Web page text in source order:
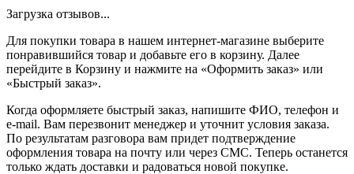
Загрузка отзывов...
Для покупки товара в нашем интернет-магазине выберите
понравившийся товар и добавьте его в корзину. Далее
перейдите в Корзину и нажмите на «Оформить заказ» или
«Быстрый заказ».
Когда оформляете быстрый заказ, напишите ФИО, телефон и
e-mail. Вам перезвонит менеджер и уточнит условия заказа.
По результатам разговора вам придет подтверждение
оформления товара на почту или через СМС. Теперь останется
только ждать доставки и радоваться новой покупке.